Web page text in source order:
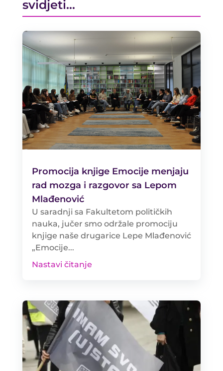
svidjeti…
Promocija knjige Emocije menjaju
rad mozga i razgovor sa Lepom
Mlađenović
U saradnji sa Fakultetom političkih
nauka, jučer smo održale promociju
knjige naše drugarice Lepe Mlađenović
„Emocije...
Nastavi čitanje